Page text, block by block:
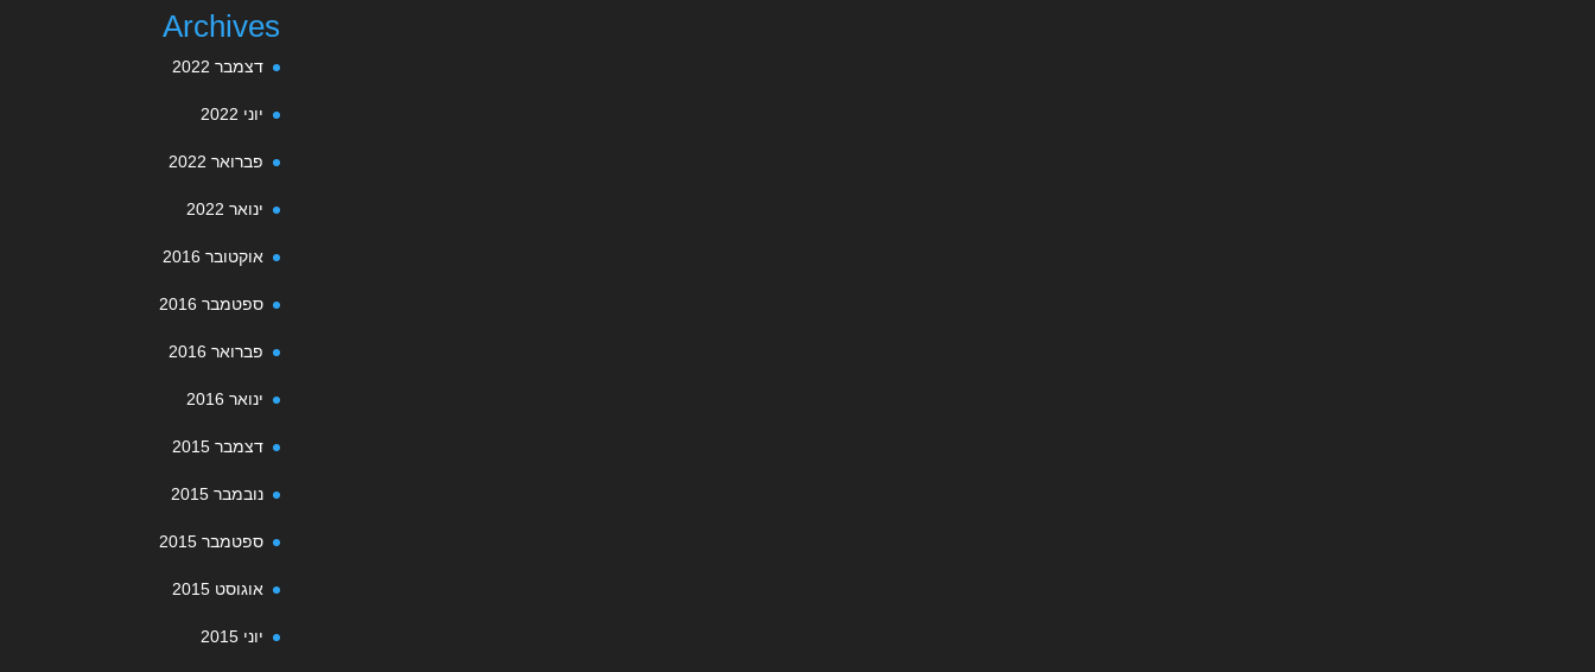
Archives
דצמבר 2022
יוני 2022
פברואר 2022
ינואר 2022
אוקטובר 2016
ספטמבר 2016
פברואר 2016
ינואר 2016
דצמבר 2015
נובמבר 2015
ספטמבר 2015
אוגוסט 2015
יוני 2015